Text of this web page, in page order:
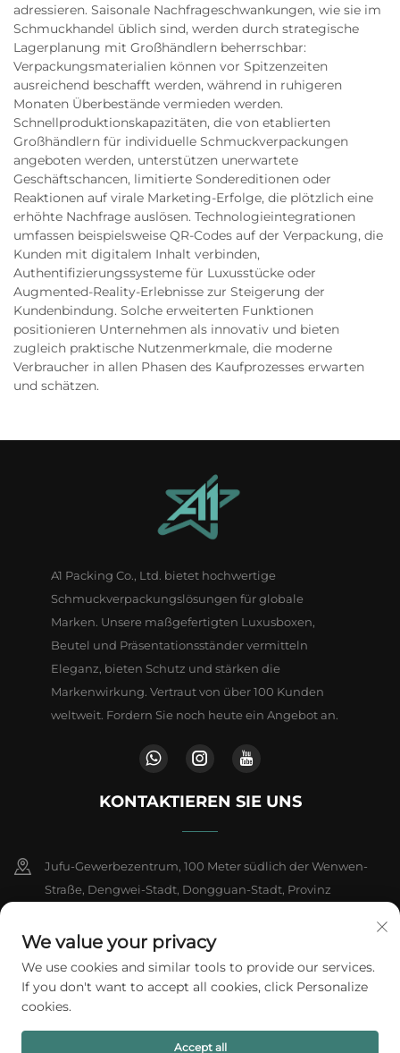
adressieren. Saisonale Nachfrageschwankungen, wie sie im
Schmuckhandel üblich sind, werden durch strategische
Lagerplanung mit Großhändlern beherrschbar:
Verpackungsmaterialien können vor Spitzenzeiten
ausreichend beschafft werden, während in ruhigeren
Monaten Überbestände vermieden werden.
Schnellproduktionskapazitäten, die von etablierten
Großhändlern für individuelle Schmuckverpackungen
angeboten werden, unterstützen unerwartete
Geschäftschancen, limitierte Sondereditionen oder
Reaktionen auf virale Marketing-Erfolge, die plötzlich eine
erhöhte Nachfrage auslösen. Technologieintegrationen
umfassen beispielsweise QR-Codes auf der Verpackung, die
Kunden mit digitalem Inhalt verbinden,
Authentifizierungssysteme für Luxusstücke oder
Augmented-Reality-Erlebnisse zur Steigerung der
Kundenbindung. Solche erweiterten Funktionen
positionieren Unternehmen als innovativ und bieten
zugleich praktische Nutzenmerkmale, die moderne
Verbraucher in allen Phasen des Kaufprozesses erwarten
und schätzen.
A1 Packing Co., Ltd. bietet hochwertige
Schmuckverpackungslösungen für globale
Marken. Unsere maßgefertigten Luxusboxen,
Beutel und Präsentationsständer vermitteln
Eleganz, bieten Schutz und stärken die
Markenwirkung. Vertraut von über 100 Kunden
weltweit. Fordern Sie noch heute ein Angebot an.
KONTAKTIEREN SIE UNS
Jufu-Gewerbezentrum, 100 Meter südlich der Wenwen-
Straße, Dengwei-Stadt, Dongguan-Stadt, Provinz
+86-18802602550
[email protected]
Copyright © 2026 A1 Packing Co., Ltd. Alle Rechte vorbehalten.
We value your privacy
We use cookies and similar tools to provide our services.
If you don't want to accept all cookies, click Personalize
cookies.
Accept all